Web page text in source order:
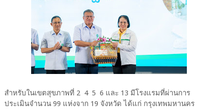
สำหรับในเขตสุขภาพที่ 2 4 5 6 และ 13 มีโรงแรมที่ผ่านการ
ประเมินจำนวน 99 แห่งจาก 19 จังหวัด ได้แก่ กรุงเทพมหานคร